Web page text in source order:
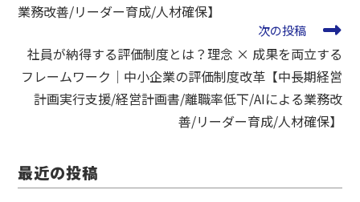
業務改善/リーダー育成/人材確保】
次の投稿
社員が納得する評価制度とは？理念 × 成果を両立する
フレームワーク｜中小企業の評価制度改革【中長期経営
計画実行支援/経営計画書/離職率低下/AIによる業務改
善/リーダー育成/人材確保】
最近の投稿